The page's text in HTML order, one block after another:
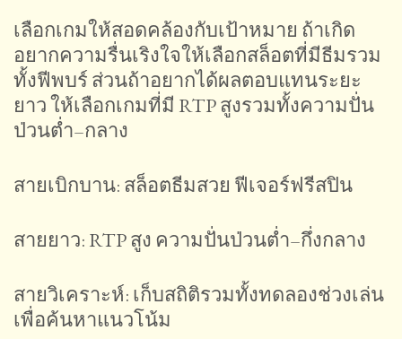
เลือกเกมให้สอดคล้องกับเป้าหมาย ถ้าเกิด
อยากความรื่นเริงใจให้เลือกสล็อตที่มีธีมรวม
ทั้งฟีพบร์ ส่วนถ้าอยากได้ผลตอบแทนระยะ
ยาว ให้เลือกเกมที่มี RTP สูงรวมทั้งความปั่น
ป่วนต่ำ–กลาง
สายเบิกบาน: สล็อตธีมสวย ฟีเจอร์ฟรีสปิน
สายยาว: RTP สูง ความปั่นป่วนต่ำ–กึ่งกลาง
สายวิเคราะห์: เก็บสถิติรวมทั้งทดลองช่วงเล่น
เพื่อค้นหาแนวโน้ม